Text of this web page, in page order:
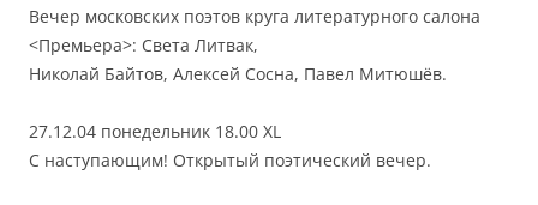
Вечер московских поэтов круга литературного салона
<Премьера>: Света Литвак,
Николай Байтов, Алексей Сосна, Павел Митюшёв.
27.12.04 понедельник 18.00 XL
С наступающим! Открытый поэтический вечер.